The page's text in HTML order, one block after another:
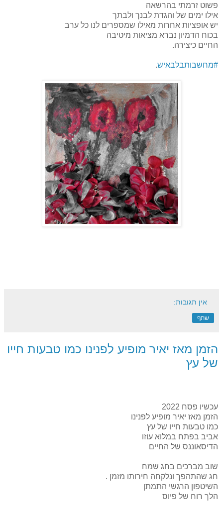
פשוט זרמתי בהרשאה
אילו ימים של והגדת לבנך ולבתך
יש אופציות אחרות מאילו שמספרים לנו כל ערב
בכוח הדמיון נברא מציאות מיטיבה
החיים כיצירה.
#מחשבותבלבאיש.
אין תגובות:
שתף
הזמן מאז יאיר מופיע לפנינו כמו טבעות חייו
של עץ
עכשיו פסח 2022
הזמן מאז יאיר מופיע לפנינו
כמו טבעות חייו של עץ
אביב בפתח במלוא עוזו
הדיסאוננס של החיים
שוב מברכים בחג שמח
חג שהתהפך ונלקחה חירותו מזמן .
השיטפון הרגשי התמתן
הלך רוח של פיוס